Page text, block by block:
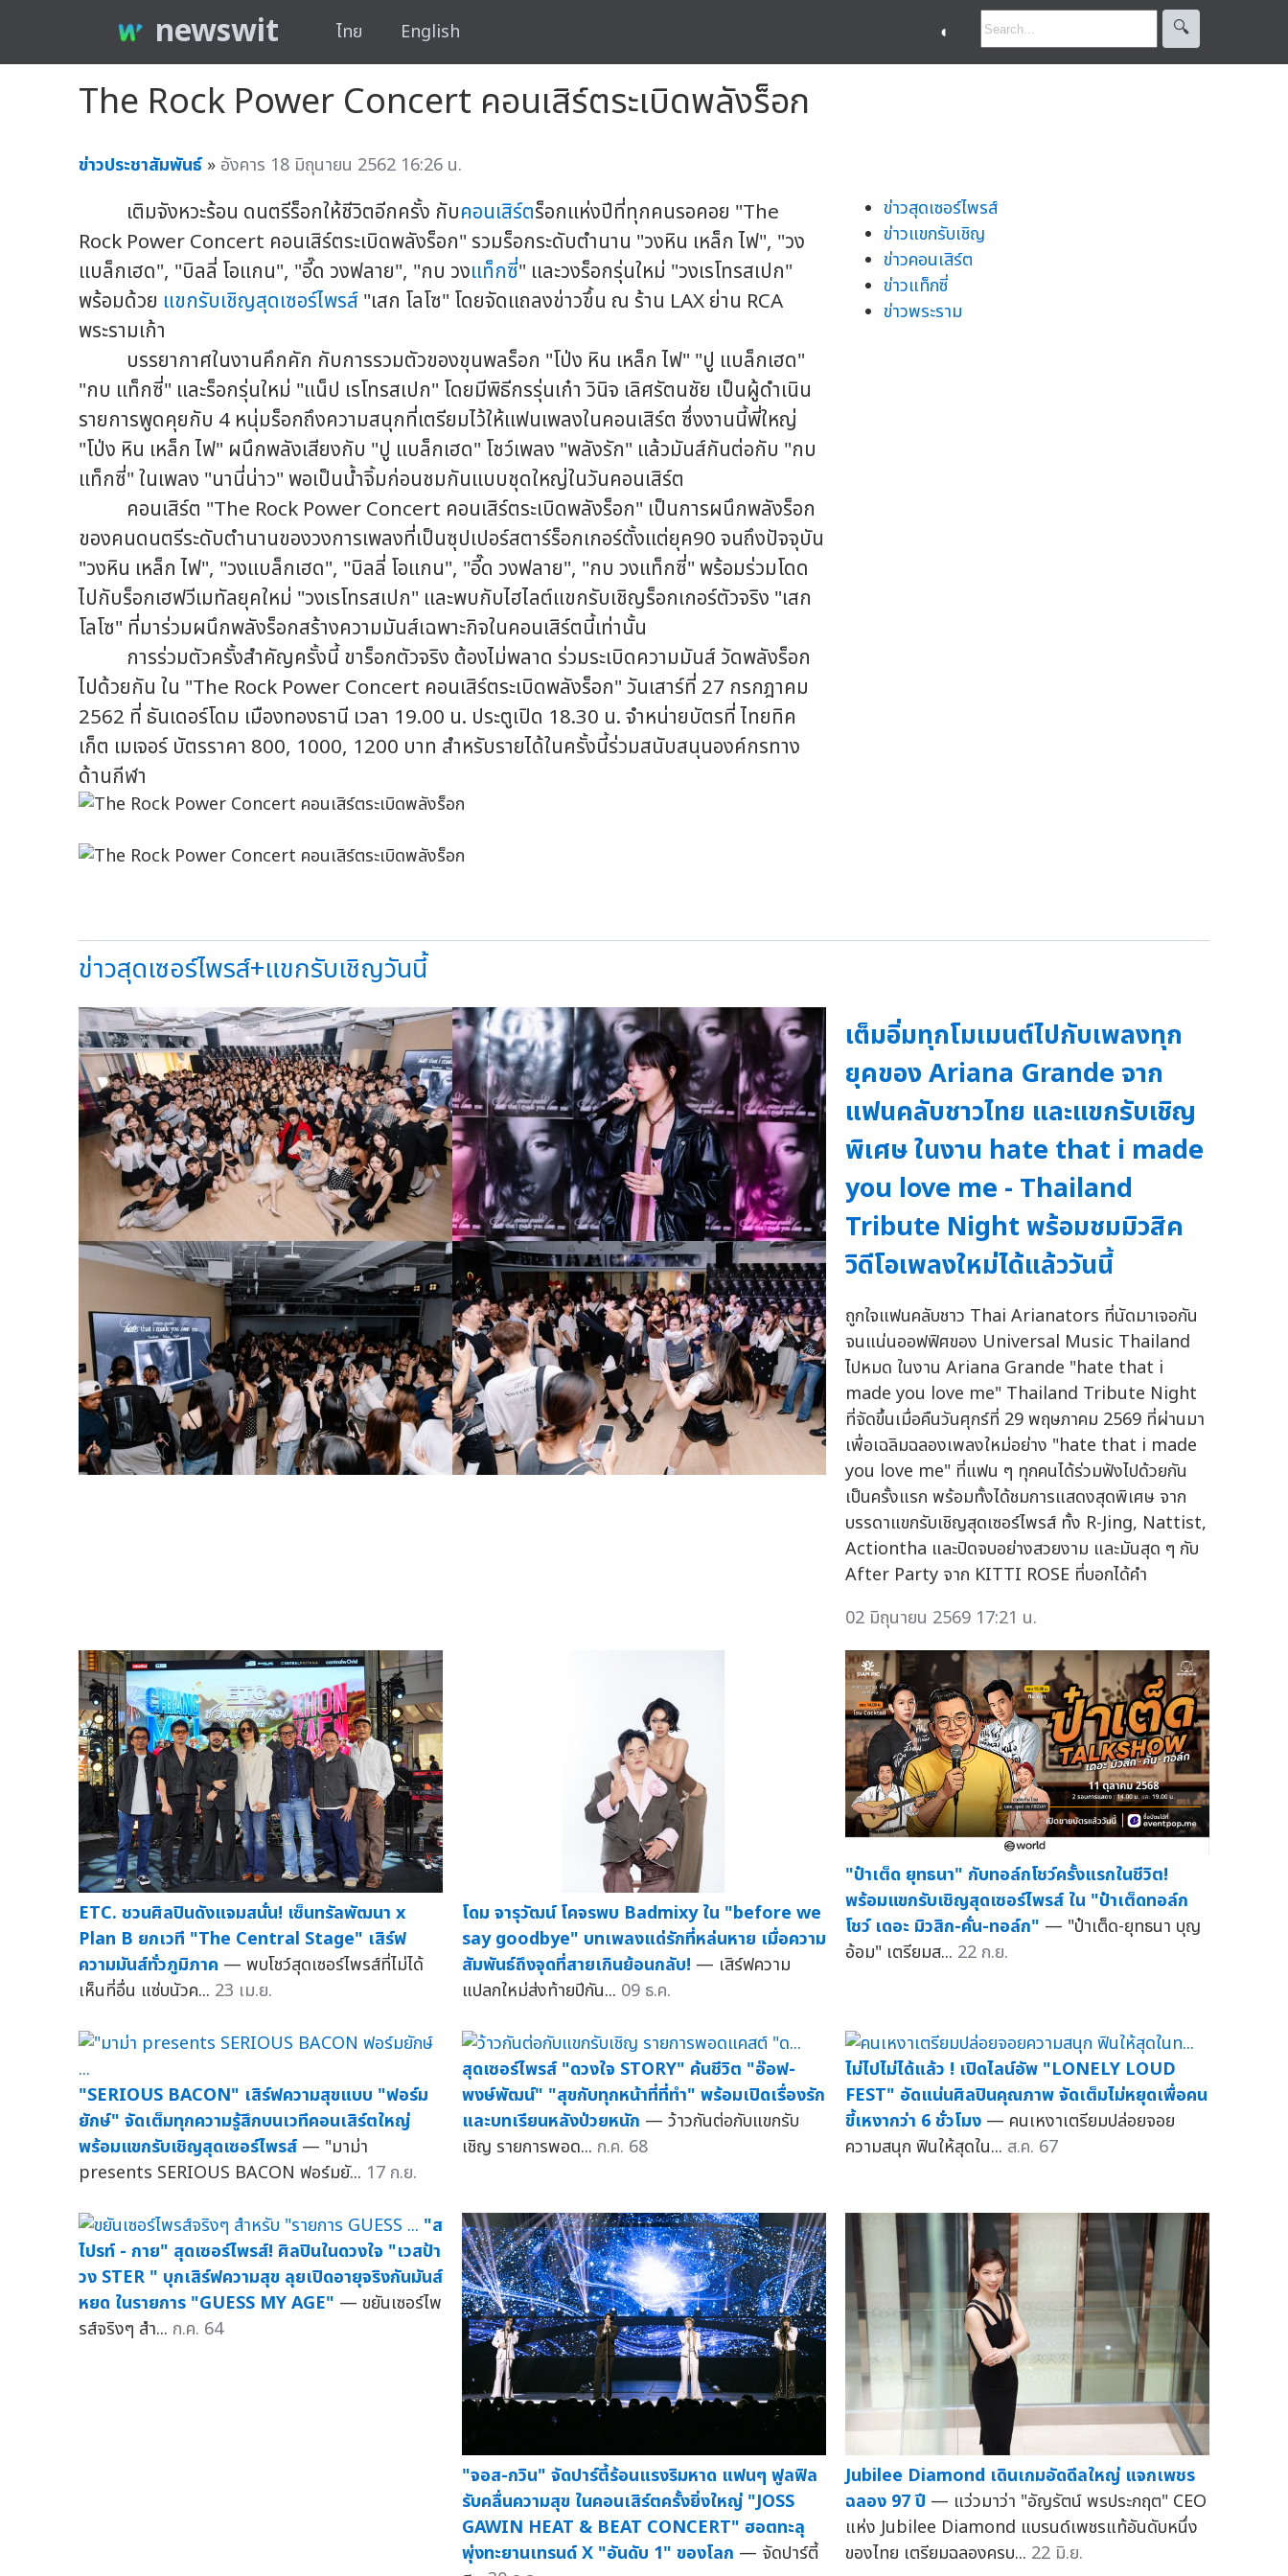
newswit ไทย English ◐ 🔍︎
The Rock Power Concert คอนเสิร์ตระเบิดพลังร็อก
ข่าวประชาสัมพันธ์ » อังคาร 18 มิถุนายน 2562 16:26 น.
เติมจังหวะร้อน ดนตรีร็อกให้ชีวิตอีกครั้ง กับคอนเสิร์ตร็อกแห่งปีที่ทุกคนรอคอย "The
Rock Power Concert คอนเสิร์ตระเบิดพลังร็อก" รวมร็อกระดับตำนาน "วงหิน เหล็ก ไฟ", "วง
แบล็กเฮด", "บิลลี่ โอแกน", "อี๊ด วงฟลาย", "กบ วงแท็กซี่" และวงร็อกรุ่นใหม่ "วงเรโทรสเปก"
พร้อมด้วย แขกรับเชิญสุดเซอร์ไพรส์ "เสก โลโซ" โดยจัดแถลงข่าวขึ้น ณ ร้าน LAX ย่าน RCA
พระรามเก้า
บรรยากาศในงานคึกคัก กับการรวมตัวของขุนพลร็อก "โป่ง หิน เหล็ก ไฟ" "ปู แบล็กเฮด"
"กบ แท็กซี่" และร็อกรุ่นใหม่ "แน็ป เรโทรสเปก" โดยมีพิธีกรรุ่นเก๋า วินิจ เลิศรัตนชัย เป็นผู้ดำเนิน
รายการพูดคุยกับ 4 หนุ่มร็อกถึงความสนุกที่เตรียมไว้ให้แฟนเพลงในคอนเสิร์ต ซึ่งงานนี้พี่ใหญ่
"โป่ง หิน เหล็ก ไฟ" ผนึกพลังเสียงกับ "ปู แบล็กเฮด" โชว์เพลง "พลังรัก" แล้วมันส์กันต่อกับ "กบ
แท็กซี่" ในเพลง "นานี่น่าว" พอเป็นน้ำจิ้มก่อนชมกันแบบชุดใหญ่ในวันคอนเสิร์ต
คอนเสิร์ต "The Rock Power Concert คอนเสิร์ตระเบิดพลังร็อก" เป็นการผนึกพลังร็อก
ของคนดนตรีระดับตำนานของวงการเพลงที่เป็นซุปเปอร์สตาร์ร็อกเกอร์ตั้งแต่ยุค90 จนถึงปัจจุบัน
"วงหิน เหล็ก ไฟ", "วงแบล็กเฮด", "บิลลี่ โอแกน", "อี๊ด วงฟลาย", "กบ วงแท็กซี่" พร้อมร่วมโดด
ไปกับร็อกเฮฟวีเมทัลยุคใหม่ "วงเรโทรสเปก" และพบกับไฮไลต์แขกรับเชิญร็อกเกอร์ตัวจริง "เสก
โลโซ" ที่มาร่วมผนึกพลังร็อกสร้างความมันส์เฉพาะกิจในคอนเสิร์ตนี้เท่านั้น
การร่วมตัวครั้งสำคัญครั้งนี้ ขาร็อกตัวจริง ต้องไม่พลาด ร่วมระเบิดความมันส์ วัดพลังร็อก
ไปด้วยกัน ใน "The Rock Power Concert คอนเสิร์ตระเบิดพลังร็อก" วันเสาร์ที่ 27 กรกฎาคม
2562 ที่ ธันเดอร์โดม เมืองทองธานี เวลา 19.00 น. ประตูเปิด 18.30 น. จำหน่ายบัตรที่ ไทยทิค
เก็ต เมเจอร์ บัตรราคา 800, 1000, 1200 บาท สำหรับรายได้ในครั้งนี้ร่วมสนับสนุนองค์กรทาง
ด้านกีฬา
ข่าวสุดเซอร์ไพรส์
ข่าวแขกรับเชิญ
ข่าวคอนเสิร์ต
ข่าวแท็กซี่
ข่าวพระราม
ข่าวสุดเซอร์ไพรส์+แขกรับเชิญวันนี้
เต็มอิ่มทุกโมเมนต์ไปกับเพลงทุก
ยุคของ Ariana Grande จาก
แฟนคลับชาวไทย และแขกรับเชิญ
พิเศษ ในงาน hate that i made
you love me - Thailand
Tribute Night พร้อมชมมิวสิค
วิดีโอเพลงใหม่ได้แล้ววันนี้
ถูกใจแฟนคลับชาว Thai Arianators ที่นัดมาเจอกัน
จนแน่นออฟฟิศของ Universal Music Thailand
ไปหมด ในงาน Ariana Grande "hate that i
made you love me" Thailand Tribute Night
ที่จัดขึ้นเมื่อคืนวันศุกร์ที่ 29 พฤษภาคม 2569 ที่ผ่านมา
เพื่อเฉลิมฉลองเพลงใหม่อย่าง "hate that i made
you love me" ที่แฟน ๆ ทุกคนได้ร่วมฟังไปด้วยกัน
เป็นครั้งแรก พร้อมทั้งได้ชมการแสดงสุดพิเศษ จาก
บรรดาแขกรับเชิญสุดเซอร์ไพรส์ ทั้ง R-Jing, Nattist,
Actiontha และปิดจบอย่างสวยงาม และมันสุด ๆ กับ
After Party จาก KITTI ROSE ที่บอกได้คำ
02 มิถุนายน 2569 17:21 น.
ETC. ชวนศิลปินดังแจมสนั่น! เซ็นทรัลพัฒนา x
Plan B ยกเวที "The Central Stage" เสิร์ฟ
ความมันส์ทั่วภูมิภาค — พบโชว์สุดเซอร์ไพรส์ที่ไม่ได้
เห็นที่อื่น แซ่บนัวค... 23 เม.ย.
โดม จารุวัฒน์ โคจรพบ Badmixy ใน "before we
say goodbye" บทเพลงแด่รักที่หล่นหาย เมื่อความ
สัมพันธ์ถึงจุดที่สายเกินย้อนกลับ! — เสิร์ฟความ
แปลกใหม่ส่งท้ายปีกัน... 09 ธ.ค.
"ป๋าเต็ด ยุทธนา" กับทอล์กโชว์ครั้งแรกในชีวิต!
พร้อมแขกรับเชิญสุดเซอร์ไพรส์ ใน "ป๋าเต็ดทอล์ก
โชว์ เดอะ มิวสิก-คั่น-ทอล์ก" — "ป๋าเต็ด-ยุทธนา บุญ
อ้อม" เตรียมส... 22 ก.ย.
"SERIOUS BACON" เสิร์ฟความสุขแบบ "ฟอร์ม
ยักษ์" จัดเต็มทุกความรู้สึกบนเวทีคอนเสิร์ตใหญ่
พร้อมแขกรับเชิญสุดเซอร์ไพรส์ — "มาม่า
presents SERIOUS BACON ฟอร์มยั... 17 ก.ย.
สุดเซอร์ไพรส์ "ดวงใจ STORY" ค้นชีวิต "อ๊อฟ-
พงษ์พัฒน์" "สุขกับทุกหน้าที่ที่ทำ" พร้อมเปิดเรื่องรัก
และบทเรียนหลังป่วยหนัก — ว้าวกันต่อกับแขกรับ
เชิญ รายการพอด... ก.ค. 68
ไม่ไปไม่ได้แล้ว ! เปิดไลน์อัพ "LONELY LOUD
FEST" อัดแน่นศิลปินคุณภาพ จัดเต็มไม่หยุดเพื่อคน
ขี้เหงากว่า 6 ชั่วโมง — คนเหงาเตรียมปล่อยจอย
ความสนุก ฟินให้สุดใน... ส.ค. 67
"ส
ไปรท์ - กาย" สุดเซอร์ไพรส์! ศิลปินในดวงใจ "เวสป้า
วง STER " บุกเสิร์ฟความสุข ลุยเปิดอายุจริงกันมันส์
หยด ในรายการ "GUESS MY AGE" — ขยันเซอร์ไพ
รส์จริงๆ สำ... ก.ค. 64
"จอส-กวิน" จัดปาร์ตี้ร้อนแรงริมหาด แฟนๆ ฟูลฟิล
รับคลื่นความสุข ในคอนเสิร์ตครั้งยิ่งใหญ่ "JOSS
GAWIN HEAT & BEAT CONCERT" ฮอตทะลุ
พุ่งทะยานเทรนด์ X "อันดับ 1" ของโลก — จัดปาร์ตี้
Jubilee Diamond เดินเกมอัดดีลใหญ่ แจกเพชร
ฉลอง 97 ปี — แว่วมาว่า "อัญรัตน์ พรประกฤต" CEO
แห่ง Jubilee Diamond แบรนด์เพชรแท้อันดับหนึ่ง
ของไทย เตรียมฉลองครบ... 22 มิ.ย.